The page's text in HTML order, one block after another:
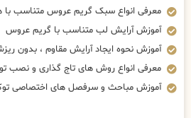
معرفی انواع سبک گریم عروس متناسب با
آموزش آرایش لب متناسب با گریم عروس
آموزش نحوه ایجاد آرایش مقاوم ، بدون
معرفی انواع روش های تاج گذاری و نصب
آموزش مباحث و سرفصل های اختصاصی